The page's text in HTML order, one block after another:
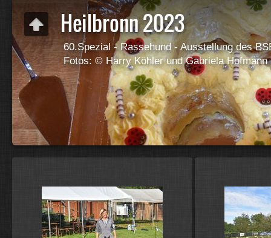
Heilbronn 2023
60.Spezial - Rassehund - Ausstellung des
Fotos: © Harry Köhler und Gabriela Hofmann